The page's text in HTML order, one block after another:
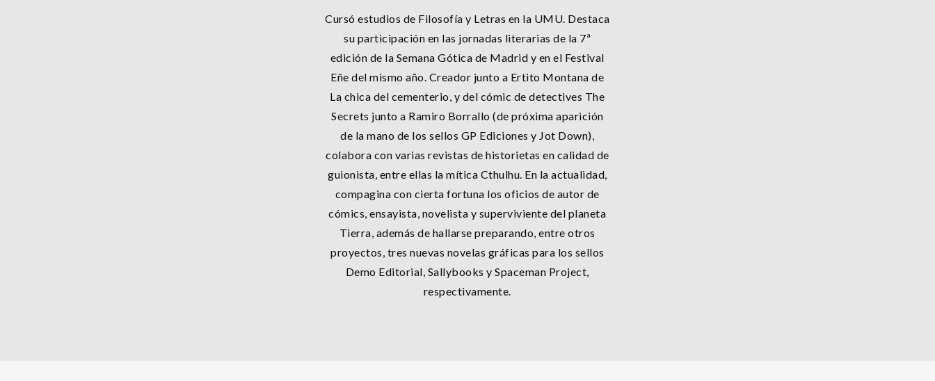
Cursó estudios de Filosofía y Letras en la UMU. Destaca
su participación en las jornadas literarias de la 7ª
edición de la Semana Gótica de Madrid y en el Festival
Eñe del mismo año. Creador junto a Ertito Montana de
La chica del cementerio, y del cómic de detectives The
Secrets junto a Ramiro Borrallo (de próxima aparición
de la mano de los sellos GP Ediciones y Jot Down),
colabora con varias revistas de historietas en calidad de
guionista, entre ellas la mítica Cthulhu. En la actualidad,
compagina con cierta fortuna los oficios de autor de
cómics, ensayista, novelista y superviviente del planeta
Tierra, además de hallarse preparando, entre otros
proyectos, tres nuevas novelas gráficas para los sellos
Demo Editorial, Sallybooks y Spaceman Project,
respectivamente.